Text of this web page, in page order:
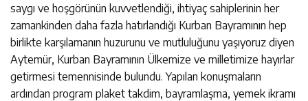
saygı ve hoşgörünün kuvvetlendiği, ihtiyaç sahiplerinin her
zamankinden daha fazla hatırlandığı Kurban Bayramının hep
birlikte karşılamanın huzurunu ve mutluluğunu yaşıyoruz diyen
Aytemür, Kurban Bayramının Ülkemize ve milletimize hayırlar
getirmesi temennisinde bulundu. Yapılan konuşmaların
ardından program plaket takdim, bayramlaşma, yemek ikramı